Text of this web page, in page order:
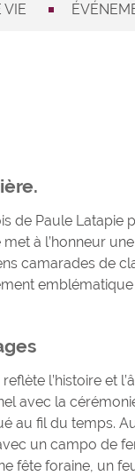
VIE
de Paule
à l’honneur
camarades de
l’histoire et
avec la
au fil du temps.
un campo de
fête foraine, un